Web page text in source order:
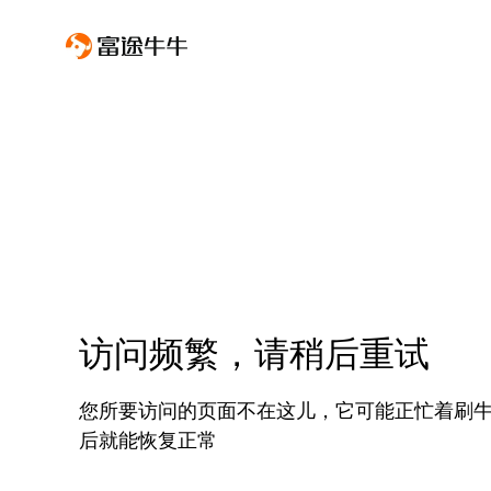
访问频繁，请稍后重试
您所要访问的页面不在这儿，它可能正忙着刷
后就能恢复正常